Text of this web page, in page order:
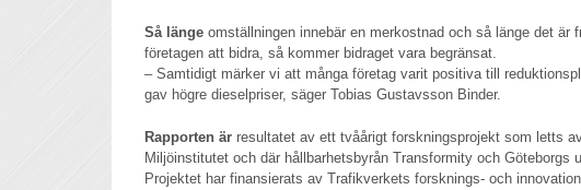
Så länge omställningen innebär en merkostnad och så länge det är
företagen att bidra, så kommer bidraget vara begränsat.
– Samtidigt märker vi att många företag varit positiva till
gav högre dieselpriser, säger Tobias Gustavsson Binder.
Rapporten är resultatet av ett tvåårigt forskningsprojekt som letts
Miljöinstitutet och där hållbarhetsbyrån Transformity och Göteborgs
Projektet har finansierats av Trafikverkets forsknings- och